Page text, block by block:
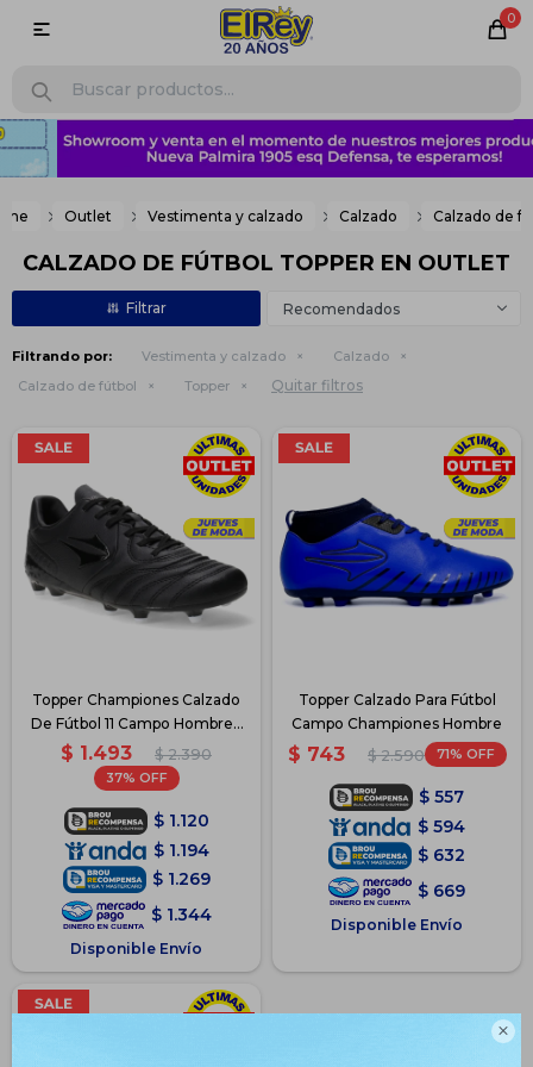

0

Outlet Vestimenta y calzado Calzado Calzado de
CALZADO DE FÚTBOL TOPPER EN OUTLET
Recomendados
Filtrando por: Vestimenta y calzado
Calzado
Calzado de fútbol
Topper Quitar filtros
Topper Championes Calzado
De Fútbol 11 Campo Hombre -
Negro
$ 1.493 $ 2.390
37
$ 1.120
$ 1.194
$ 1.269
$ 1.344
Disponible Envío
Topper Calzado Para Fútbol
Campo Championes Hombre
$ 743 $ 2.590 71
$ 557
$ 594
$ 632
$ 669
Disponible Envío